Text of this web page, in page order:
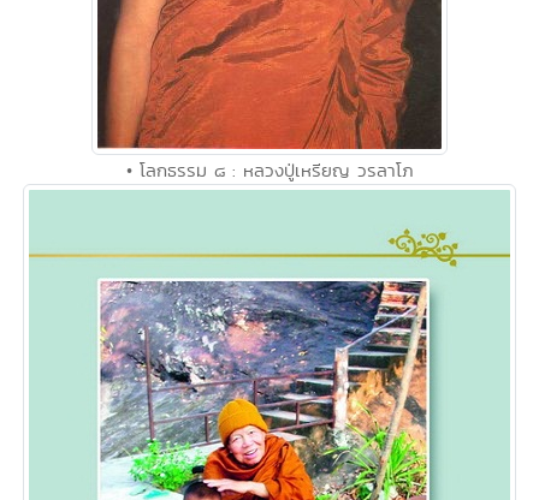
• โลกธรรม ๘ : หลวงปู่เหรียญ วรลาโภ